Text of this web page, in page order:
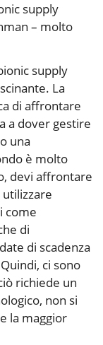
supply
– molto
supply
La
di affrontare
a dover gestire
una
è molto
devi affrontare
come
di
di scadenza
ci sono
richiede un
non si
la maggior